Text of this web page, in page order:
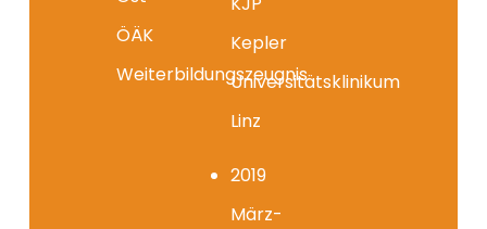
ÖÄK
Weiterbildungszeugnis
Kepler
Universitätsklinikum
Linz
2019
März-